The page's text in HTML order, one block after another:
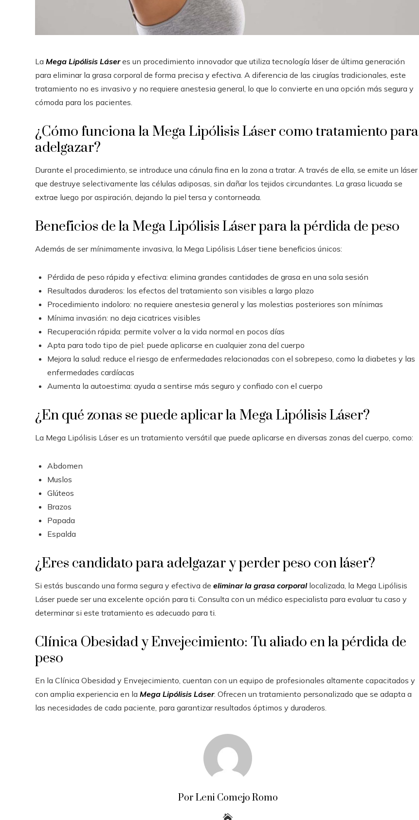
La Mega Lipólisis Láseres un procedimiento innovador que utiliza tecnología láser de última generación
para eliminar la grasa corporal de forma precisa y efectiva. A diferencia de las cirugías tradicionales, este
tratamiento no es invasivo y no requiere anestesia general, lo que lo convierte en una opción más segura y
cómoda para los pacientes.
¿Cómo funciona la Mega Lipólisis Láser como tratamiento para
adelgazar?
Durante el procedimiento, se introduce una cánula fina en la zona a tratar. A través de ella, se emite un láser
que destruye selectivamente las células adiposas, sin dañar los tejidos circundantes. La grasa licuada se
extrae luego por aspiración, dejando la piel tersa y contorneada.
Beneficios de la Mega Lipólisis Láser para la pérdida de peso
Además de ser mínimamente invasiva, la Mega Lipólisis Láser tiene beneficios únicos:
Pérdida de peso rápida y efectiva: elimina grandes cantidades de grasa en una sola sesión
Resultados duraderos: los efectos del tratamiento son visibles a largo plazo
Procedimiento indoloro: no requiere anestesia general y las molestias posteriores son mínimas
Mínima invasión: no deja cicatrices visibles
Recuperación rápida: permite volver a la vida normal en pocos días
Apta para todo tipo de piel: puede aplicarse en cualquier zona del cuerpo
Mejora la salud: reduce el riesgo de enfermedades relacionadas con el sobrepeso, como la diabetes y las
enfermedades cardíacas
Aumenta la autoestima: ayuda a sentirse más seguro y confiado con el cuerpo
¿En qué zonas se puede aplicar la Mega Lipólisis Láser?
La Mega Lipólisis Láser es un tratamiento versátil que puede aplicarse en diversas zonas del cuerpo, como:
Abdomen
Muslos
Glúteos
Brazos
Papada
Espalda
¿Eres candidato para adelgazar y perder peso con láser?
Si estás buscando una forma segura y efectiva de eliminar la grasa corporallocalizada, la Mega Lipólisis
Láser puede ser una excelente opción para ti. Consulta con un médico especialista para evaluar tu caso y
determinar si este tratamiento es adecuado para ti.
Clínica Obesidad y Envejecimiento: Tu aliado en la pérdida de
peso
En la Clínica Obesidad y Envejecimiento, cuentan con un equipo de profesionales altamente capacitados y
con amplia experiencia en la Mega Lipólisis Láser. Ofrecen un tratamiento personalizado que se adapta a
las necesidades de cada paciente, para garantizar resultados óptimos y duraderos.
Por Leni Comejo Romo